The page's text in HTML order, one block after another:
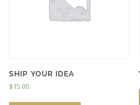
SHIP YOUR IDEA
$15.00